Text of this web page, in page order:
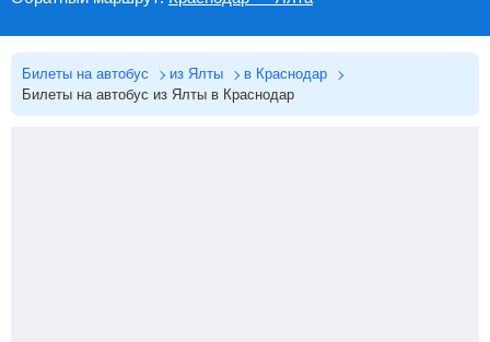
Билеты на автобус из Ялты
в Краснодар
Билеты на автобус из Ялты в Краснодар